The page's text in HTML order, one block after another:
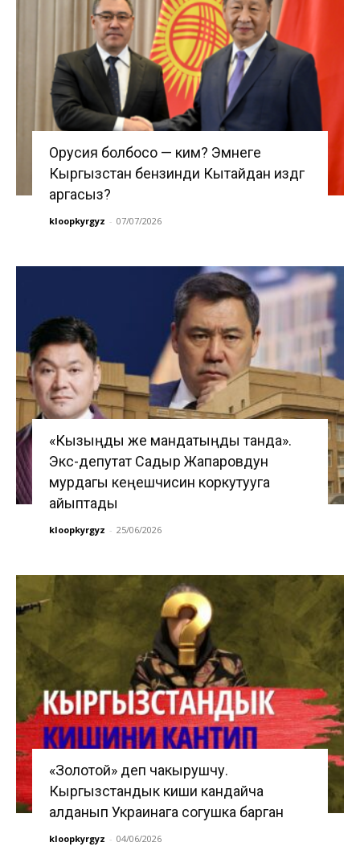
Орусия болбосо — ким? Эмнеге
Кыргызстан бензинди Кытайдан издөөгө
аргасыз?
kloopkyrgyz - 07/07/2026
«Кызыңды же мандатыңды танда».
Экс-депутат Садыр Жапаровдун
мурдагы кеңешчисин коркутууга
айыптады
kloopkyrgyz - 25/06/2026
«Золотой» деп чакырушчу.
Кыргызстандык киши кандайча
алданып Украинага согушка барган
kloopkyrgyz - 04/06/2026